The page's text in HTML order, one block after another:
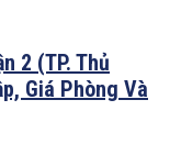
2 (TP. Thủ
Giá Phòng Và